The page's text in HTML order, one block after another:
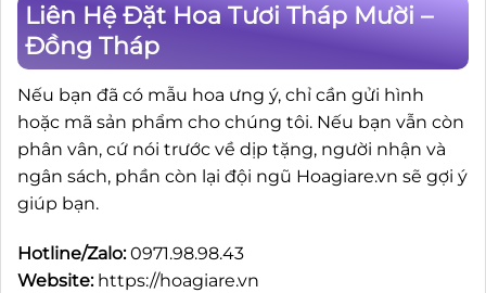
Liên Hệ Đặt Hoa Tươi Tháp Mười –
Đồng Tháp
Nếu bạn đã có mẫu hoa ưng ý, chỉ cần gửi hình
hoặc mã sản phẩm cho chúng tôi. Nếu bạn vẫn còn
phân vân, cứ nói trước về dịp tặng, người nhận và
ngân sách, phần còn lại đội ngũ Hoagiare.vn sẽ gợi ý
giúp bạn.
Hotline/Zalo:0971.98.98.43
Website: https://hoagiare.vn